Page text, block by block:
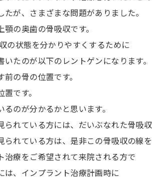
が、さまざまな問題がありました。
の奥歯の骨吸収です。
の状態を分かりやすくするために
たのが以下のレントゲンになります。
の骨の位置です。
です。
のが分かるかと思います。
られている方には、だいぶなれた骨吸収
れている方は、是非この骨吸収の線を
治療をご希望されて来院される方で
は、インプラント治療計画時に